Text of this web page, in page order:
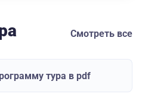
Смотреть все
тура в pdf